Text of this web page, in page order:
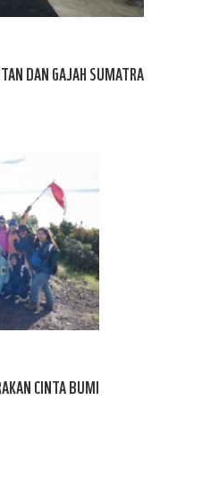
DAN GAJAH SUMATRA
CINTA BUMI